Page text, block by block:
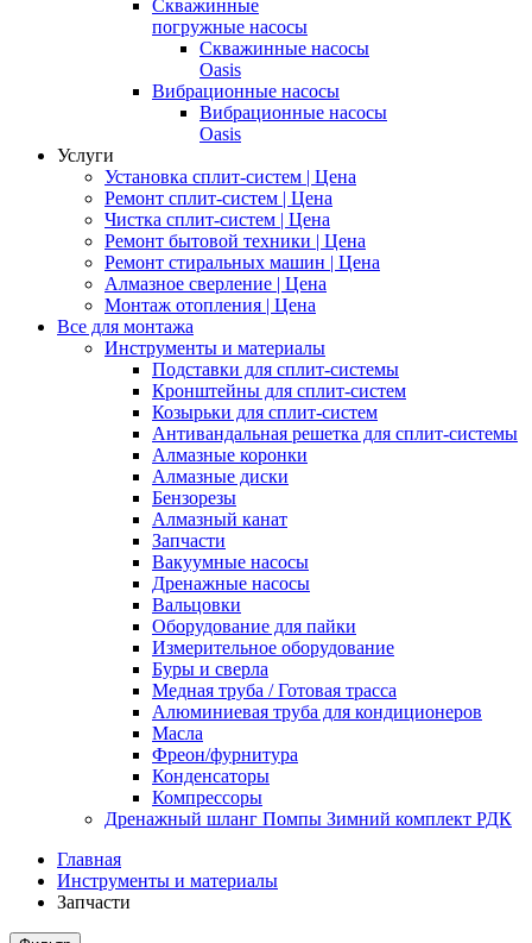
Скважинные
погружные насосы
Скважинные насосы
Oasis
Вибрационные насосы
Вибрационные насосы
Oasis
Услуги
Установка сплит-систем | Цена
Ремонт сплит-систем | Цена
Чистка сплит-систем | Цена
Ремонт бытовой техники | Цена
Ремонт стиральных машин | Цена
Алмазное сверление | Цена
Монтаж отопления | Цена
Все для монтажа
Инструменты и материалы
Подставки для сплит-системы
Кронштейны для сплит-систем
Козырьки для сплит-систем
Антивандальная решетка для сплит-системы
Алмазные коронки
Алмазные диски
Бензорезы
Алмазный канат
Запчасти
Вакуумные насосы
Дренажные насосы
Вальцовки
Оборудование для пайки
Измерительное оборудование
Буры и сверла
Медная труба / Готовая трасса
Алюминиевая труба для кондиционеров
Масла
Фреон/фурнитура
Конденсаторы
Компрессоры
Дренажный шланг Помпы Зимний комплект РДК
Главная
Инструменты и материалы
Запчасти